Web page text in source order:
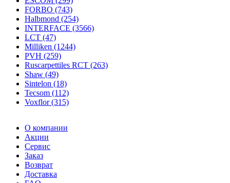
FORBO (743)
Halbmond (254)
INTERFACE (3566)
LCT (47)
Milliken (1244)
PVH (259)
Ruscarpettiles RCT (263)
Shaw (49)
Sintelon (18)
Tecsom (112)
Voxflor (315)
О компании
Акции
Сервис
Заказ
Возврат
Доставка